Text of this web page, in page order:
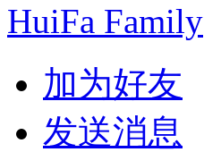
HuiFa Family
加为好友
发送消息